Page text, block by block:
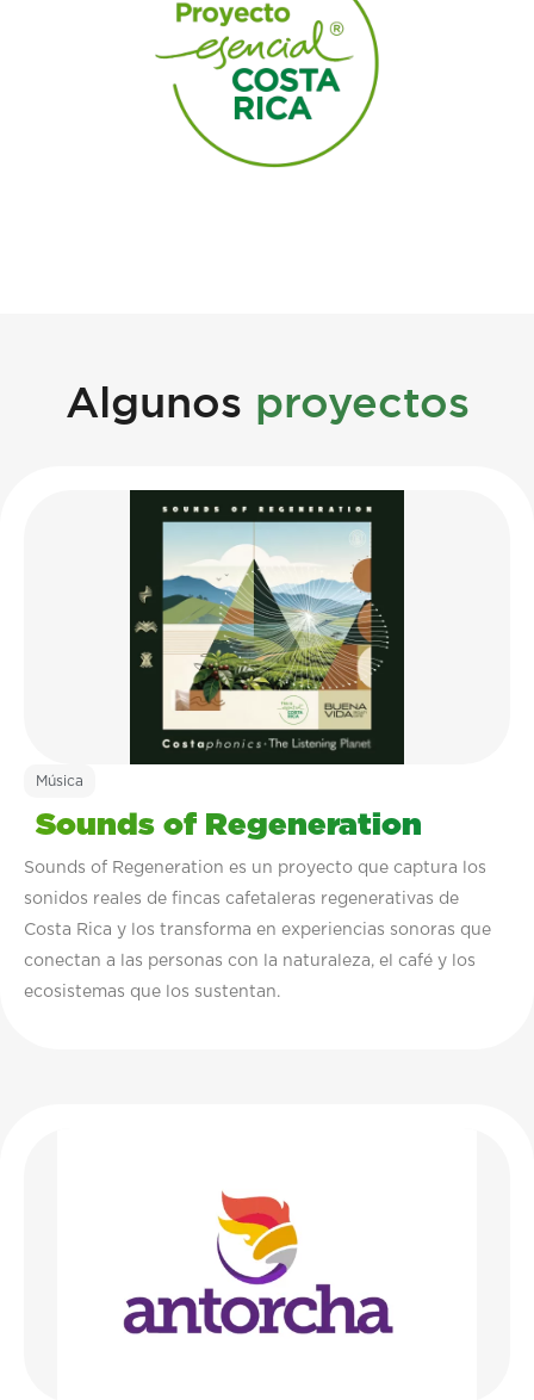
Algunos proyectos
Música
Sounds of Regeneration
Sounds of Regeneration es un proyecto que captura los
sonidos reales de fincas cafetaleras regenerativas de
Costa Rica y los transforma en experiencias sonoras que
conectan a las personas con la naturaleza, el café y los
ecosistemas que los sustentan.